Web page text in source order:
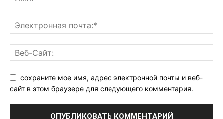
сохраните мое имя, адрес электронной почты и веб-
сайт в этом браузере для следующего комментария.